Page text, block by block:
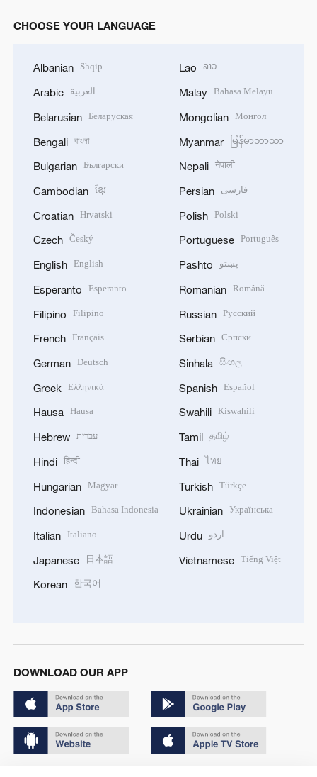
CHOOSE YOUR LANGUAGE
Albanian Shqip
Arabic العربية
Belarusian Беларуская
Bengali বাংলা
Bulgarian Български
Cambodian ខ្មែរ
Croatian Hrvatski
Czech Český
English English
Esperanto Esperanto
Filipino Filipino
French Français
German Deutsch
Greek Ελληνικά
Hausa Hausa
Hebrew עברית
Hindi हिन्दी
Hungarian Magyar
Indonesian Bahasa Indonesia
Italian Italiano
Japanese 日本語
Korean 한국어
Lao ລາວ
Malay Bahasa Melayu
Mongolian Монгол
Myanmar မြန်မာဘာသာ
Nepali नेपाली
Persian فارسی
Polish Polski
Portuguese Português
Pashto پښتو
Romanian Română
Russian Русский
Serbian Српски
Sinhala සිංහල
Spanish Español
Swahili Kiswahili
Tamil தமிழ்
Thai ไทย
Turkish Türkçe
Ukrainian Українська
Urdu اردو
Vietnamese Tiếng Việt
DOWNLOAD OUR APP